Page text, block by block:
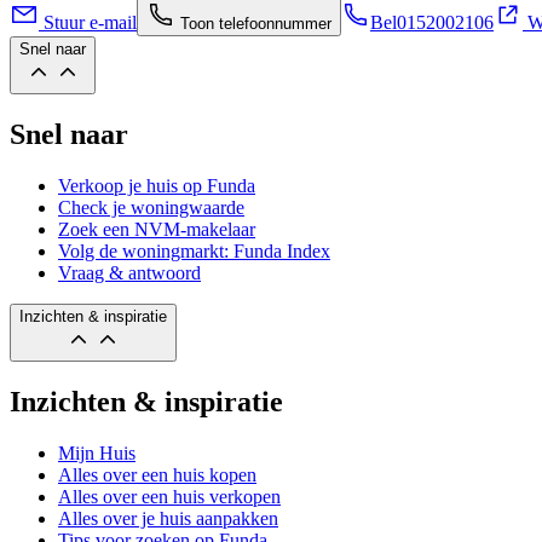
Stuur e-mail Toon telefoonnummer Bel0152002106
Snel naar
Snel naar
Verkoop je huis op Funda
Check je woningwaarde
Zoek een NVM-makelaar
Volg de woningmarkt: Funda Index
Vraag & antwoord
Inzichten & inspiratie
Inzichten & inspiratie
Mijn Huis
Alles over een huis kopen
Alles over een huis verkopen
Alles over je huis aanpakken